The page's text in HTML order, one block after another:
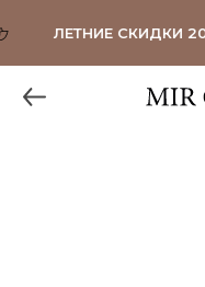
ЛЕТНИЕ СКИДКИ 20%